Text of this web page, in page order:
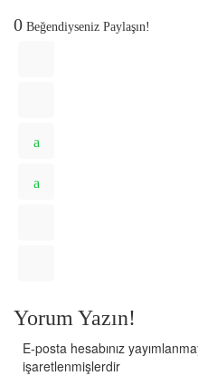
0 Beğendiyseniz Paylaşın!
Yorum Yazın!
E-posta hesabınız
işaretlenmişlerdir